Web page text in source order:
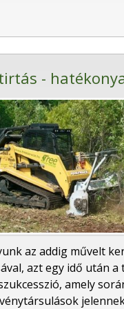
-
az addig művelt
azt egy idő után
amely
jelennek